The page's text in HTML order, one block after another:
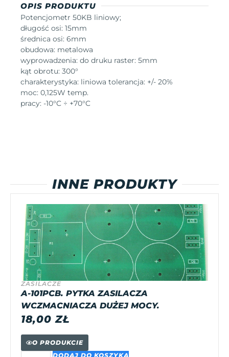
OPIS PRODUKTU
Potencjometr 50KB liniowy;
długość osi: 15mm
średnica osi: 6mm
obudowa: metalowa
wyprowadzenia: do druku raster: 5mm
kąt obrotu: 300°
charakterystyka: liniowa tolerancja: +/- 20%
moc: 0,125W temp.
pracy: -10°C ÷ +70°C
INNE PRODUKTY
ZASILACZE
A-101PCB. PYTKA ZASILACZA
WCZMACNIACZA DUŻEJ MOCY.
18,00ZŁ
O PRODUKCIE
DODAJ DO KOSZYKA